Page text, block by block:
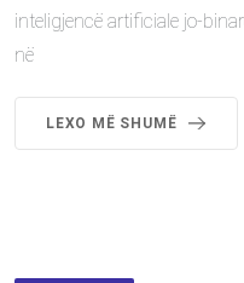
inteligjencë artificiale jo-
në
LEXO MË SHUMË